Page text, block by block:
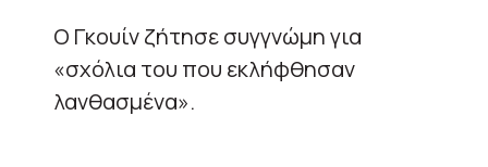
Ο Γκουίν ζήτησε συγγνώμη για
«σχόλια του που εκλήφθησαν
λανθασμένα».